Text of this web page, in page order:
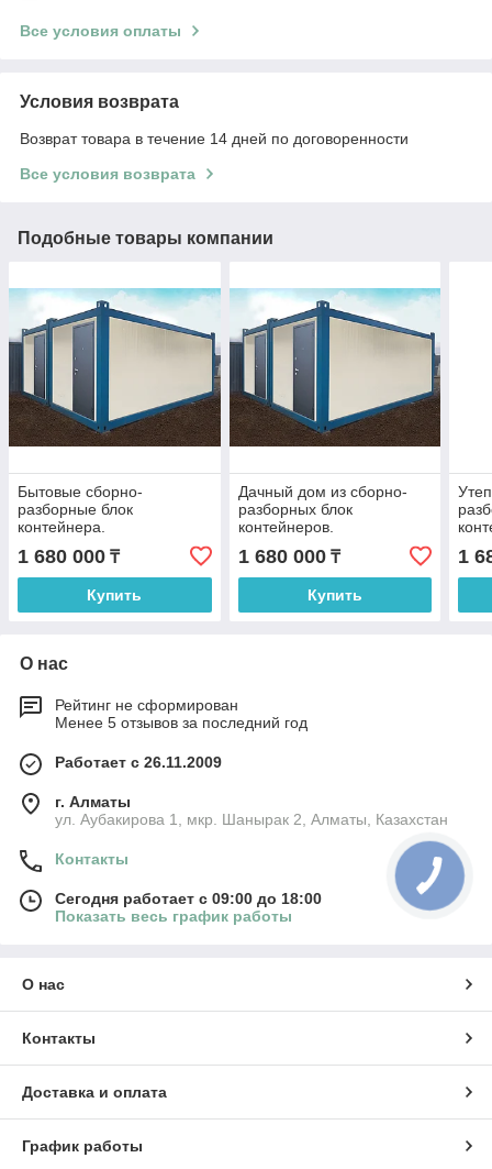
Все условия оплаты
Условия возврата
Возврат товара в течение 14 дней по договоренности
Все условия возврата
Подобные товары компании
Бытовые сборно-
разборные блок
контейнера.
1 680 000 ₸
Купить
Дачный дом из сборно-
разборных блок
контейнеров.
1 680 000₸
Купить
1
О нас
Рейтинг не сформирован
Менее 5 отзывов за последний год
Работает с 26.11.2009
г. Алматы
ул. Аубакирова 1, мкр. Шанырак 2, Алматы, Казахстан
Контакты
Сегодня работает с 09:00 до 18:00
Показать весь график работы
О нас
Контакты
Доставка и оплата
График работы